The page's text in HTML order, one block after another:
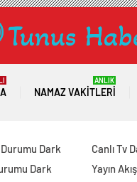
NAMAZ VAKITLERI
ANLIK
Dark
Dark
Canlı Tv
Yayın